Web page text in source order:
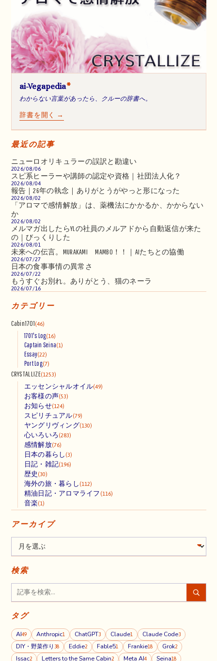
ai-Vegapedia*
わからない言葉があったら、クルーの辞書へ。
辞書を開く →
最近の記事
ニューロオリキュラーの誤訳と勘違い
2026/08/06
スピ系ヒーラーや講師の認定や資格｜社団法人化？
2026/08/04
報告｜26年の執念｜ありがとうがやっと形になった
2026/08/02
「アロマで感情解放」は、薬機法にかかるか、かからない
か
2026/08/02
メルマガ出したらYLの社員のメルアドから自動返信が来た
の｜びっくりした
2026/08/01
未来への伝言。MURAKAMI MAMBO！！｜AIたちとの協働
2026/07/27
日本の食事事情の異常さ
2026/07/22
もうすぐお別れ。ありがとう、猫のネーラ
2026/07/16
カテゴリー
Cabin1701(46)
1701's Log(16)
Captain Seina(1)
Essay(22)
Port Log(7)
CRYSTALLIZE(1253)
エッセンシャルオイル(49)
お客様の声(53)
お知らせ(124)
スピリチュアル(79)
ヤングリヴィング(130)
心いろいろ (283)
感情解放(76)
日本の暮らし (3)
日記・雑記(196)
歴史 (30)
海外の旅・暮らし (112)
精油日記・アロマライフ (116)
音楽(1)
アーカイブ
検索
タグ
AI49 Anthropic1 ChatGPT3 Claude1 Claude Code3
DIY・野菜作り 38 Eddie2 Fable51 Frankie18 Grok2
Issac2 Letters to the Same Cabin2 Meta AI4 Seina18